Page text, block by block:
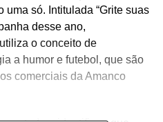
uma só. Intitulada “Grite suas
desse ano,
o conceito de
a humor e futebol, que são
comerciais da Amanco